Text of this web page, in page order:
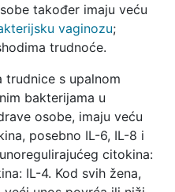
također imaju veću
vaginozu;
trudnoće.
trudnice s upalnom
bakterijama u
osobe, imaju veću
posebno IL-6, IL-8 i
citokina:
IL-4. Kod svih žena,